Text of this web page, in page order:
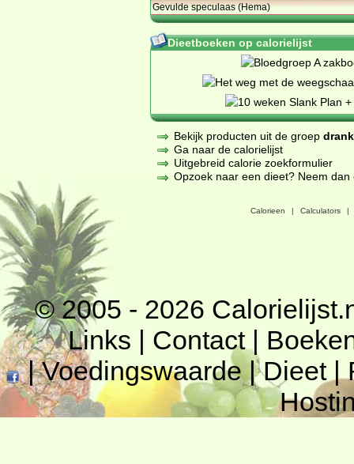
Gevulde speculaas (Hema)
Dieetboeken op calorielijst
Bekijk producten uit de groep
Ga naar de calorielijst
Uitgebreid calorie zoekformulier
Opzoek naar een dieet? Neem
Calorieen | Calculators |
© 2005 - 2026
Links | Contact|
|Voedingswaarde|Dieet|